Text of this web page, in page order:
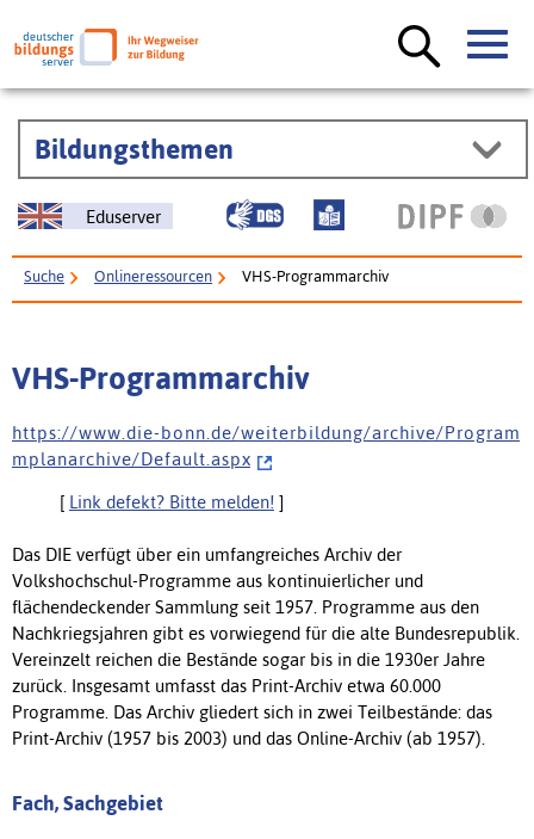
Bildungsthemen
Eduserver
Suche Onlineressourcen VHS-Programmarchiv
VHS-Programmarchiv
h t t p s : / / w w w . d i e - b o n n . d e / w e i t e r b i l d u n g / a r c h i v e / P r o g r a m
m p l a n a r c h i v e / D e f a u l t . a s p x
[ Link defekt? Bitte melden! ]
Das DIE verfügt über ein umfangreiches Archiv der
Volkshochschul-Programme aus kontinuierlicher und
flächendeckender Sammlung seit 1957. Programme aus den
Nachkriegsjahren gibt es vorwiegend für die alte Bundesrepublik.
Vereinzelt reichen die Bestände sogar bis in die 1930er Jahre
zurück. Insgesamt umfasst das Print-Archiv etwa 60.000
Programme. Das Archiv gliedert sich in zwei Teilbestände: das
Print-Archiv (1957 bis 2003) und das Online-Archiv (ab 1957).
Fach, Sachgebiet